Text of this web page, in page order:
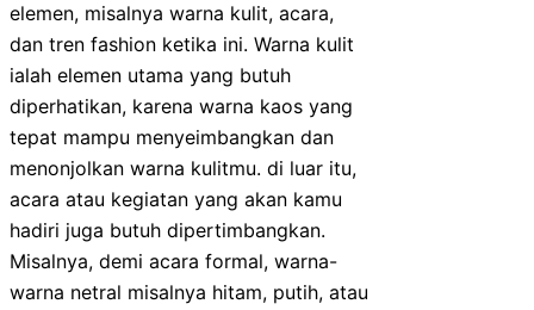
elemen, misalnya warna kulit, acara,
dan tren fashion ketika ini. Warna kulit
ialah elemen utama yang butuh
diperhatikan, karena warna kaos yang
tepat mampu menyeimbangkan dan
menonjolkan warna kulitmu. di luar itu,
acara atau kegiatan yang akan kamu
hadiri juga butuh dipertimbangkan.
Misalnya, demi acara formal, warna-
warna netral misalnya hitam, putih, atau